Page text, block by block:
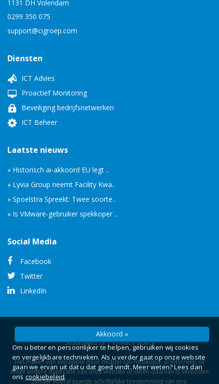
1131 DH Volendam
0299 350 075
support@cigroep.com
Diensten
ICT Advies
Proactief Monitoring
Beveiliging bedrijfsnetwerken
ICT Beheer
Laatste nieuws
» Historisch ai-akkoord EU legt ..
» Lyvia Group neemt Facility Kwa..
» Spoelstra Spreekt: Twee soorte..
» Is VMware-gebruiker spekkoper ..
Social Media
Facebook
Twitter
LinkedIn
Camelot ICT Groep
Studioweb.nl|Privacy policy
Het maken van een kopie door middel van fotokopie, printscreen, of
enige andere duplicatie van onze website of delen daarvan is verboden
zonder voorafgaande schriftelijke toestemming van ons.
Akkoord »
Om u beter en persoonlijker te helpen, gebruiken wij cookies
en vergelijkbare technieken. Als u verder gaat op onze website
gaan we ervan uit dat u dat goed vindt. Meer weten? Lees dan
onscookiebeleid.